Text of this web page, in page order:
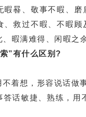
暇晷、敬事不暇、
、救过不暇、不暇
暇满难得、闲暇之
”有什么区别?
想，形容说话做事
敏捷、熟练，用